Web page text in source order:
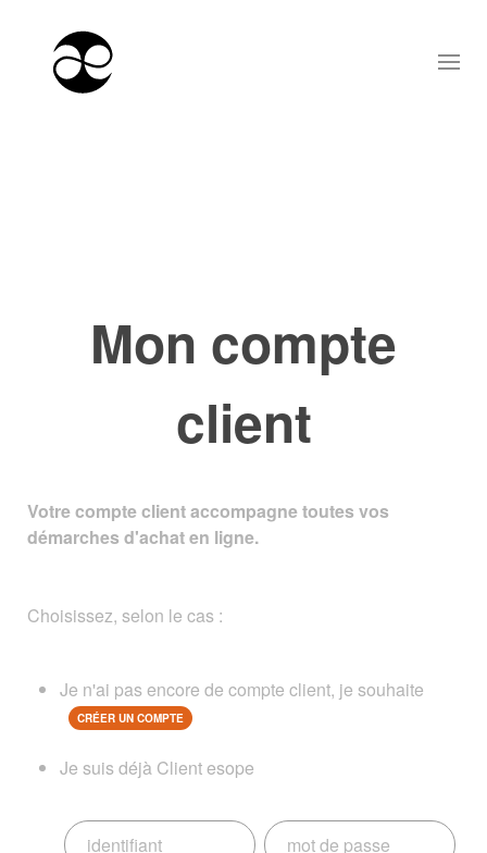
Mon compte
client
Votre compte client accompagne toutes vos
démarches d'achat en ligne.
Choisissez, selon le cas :
Je n'ai pas encore de compte client, je souhaite
CRÉER UN COMPTE
Je suis déjà Client esope